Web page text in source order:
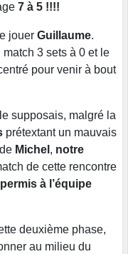
7 à 5 !!!!
jouer Guillaume.
match 3 sets à 0 et le
pour venir à bout
supposais, malgré la
prétextant un mauvais
Michel , notre
de cette rencontre
à l’équipe
deuxième phase,
au milieu du